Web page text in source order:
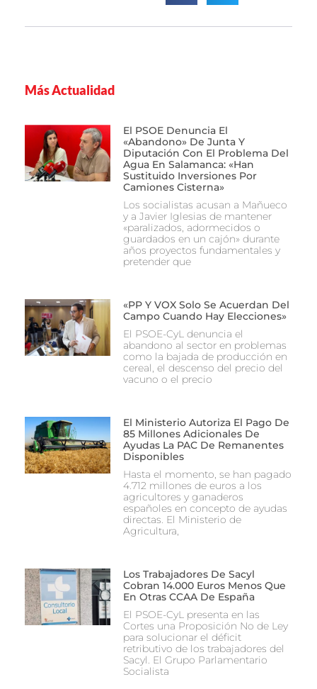
Más Actualidad
El PSOE Denuncia El
«abandono» De Junta Y
Diputación Con El Problema Del
Agua En Salamanca: «Han
Sustituido Inversiones Por
Camiones Cisterna»
Los socialistas acusan a Mañueco
y a Javier Iglesias de mantener
«paralizados, adormecidos o
guardados en un cajón» durante
años proyectos fundamentales y
pretender que
«PP Y VOX Solo Se Acuerdan Del
Campo Cuando Hay Elecciones»
El PSOE-CyL denuncia el
abandono al sector en problemas
como la bajada de producción en
cereal, el descenso del precio del
vacuno o el precio
El Ministerio Autoriza El Pago De
85 Millones Adicionales De
Ayudas La PAC De Remanentes
Disponibles
Hasta el momento, se han pagado
4.712 millones de euros a los
agricultores y ganaderos
españoles en concepto de ayudas
directas. El Ministerio de
Agricultura,
Los Trabajadores De Sacyl
Cobran 14.000 Euros Menos Que
En Otras CCAA De España
El PSOE-CyL presenta en las
Cortes una Proposición No de Ley
para solucionar el déficit
retributivo de los trabajadores del
Sacyl. El Grupo Parlamentario
Socialista